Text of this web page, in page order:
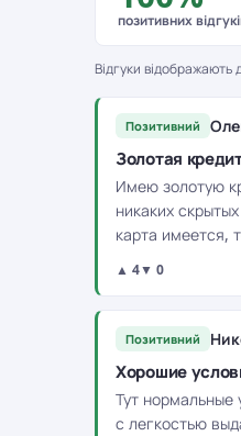
позитивних
Відгуки відображають
Позитивний
Золотая
Имею золотую
никаких
карта имеется,
▲ 4▼ 0
Позитивний
Хорошие
Тут
с легкостью